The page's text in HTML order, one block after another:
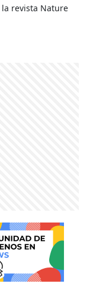
revista Nature